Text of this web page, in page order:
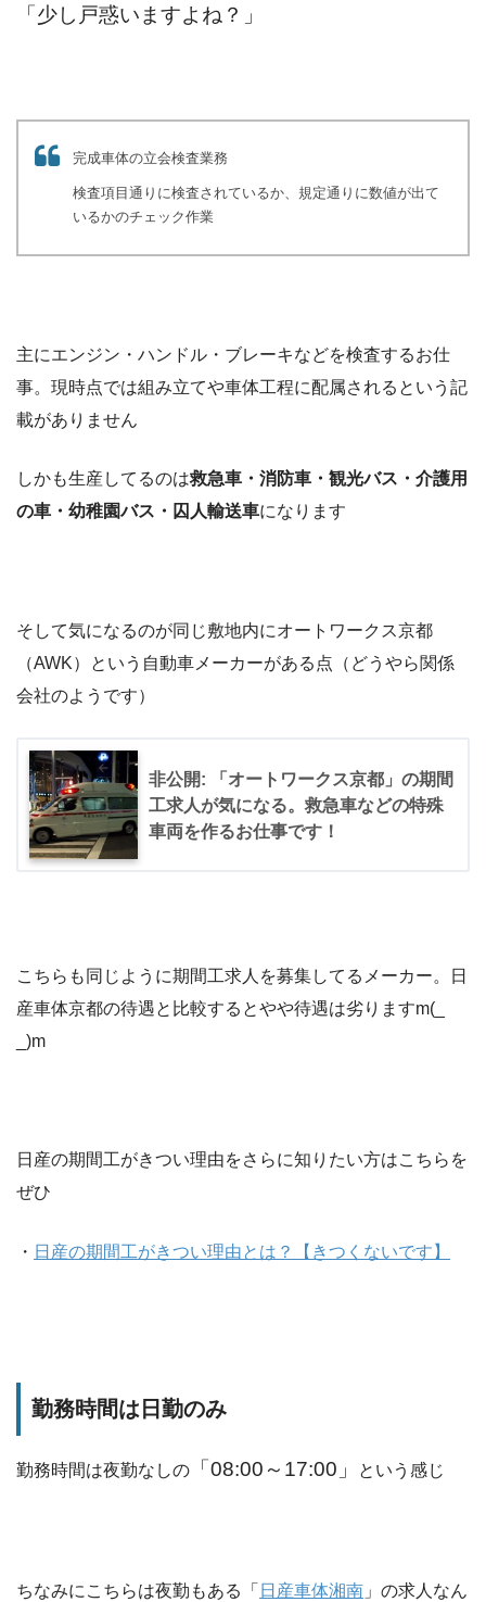
「少し戸惑いますよね？」
完成車体の立会検査業務
検査項目通りに検査されているか、規定通りに数値が出て
いるかのチェック作業
主にエンジン・ハンドル・ブレーキなどを検査するお仕
事。現時点では組み立てや車体工程に配属されるという記
載がありません
しかも生産してるのは救急車・消防車・観光バス・介護用
の車・幼稚園バス・囚人輸送車になります
そして気になるのが同じ敷地内にオートワークス京都
（AWK）という自動車メーカーがある点（どうやら関係
会社のようです）
非公開: 「オートワークス京都」の期間
工求人が気になる。救急車などの特殊
車両を作るお仕事です！
こちらも同じように期間工求人を募集してるメーカー。日
産車体京都の待遇と比較するとやや待遇は劣りますm(_
_)m
日産の期間工がきつい理由をさらに知りたい方はこちらを
ぜひ
・ 日産の期間工がきつい理由とは？【きつくないです】
勤務時間は日勤のみ
勤務時間は夜勤なしの 「08:00～17:00」 という感じ
ちなみにこちらは夜勤もある「 日産車体湘南 」の求人なん